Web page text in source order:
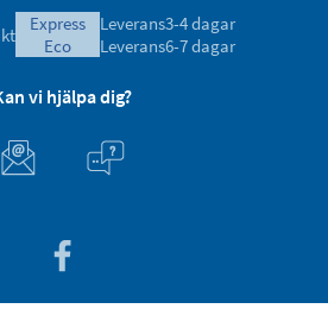
express
eco
Leverans3-4 dagar
Leverans6-7 dagar
vi hjälpa dig?